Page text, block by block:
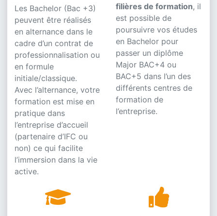
Les Bachelor (Bac +3)
peuvent être réalisés
en alternance dans le
cadre d’un contrat de
professionnalisation ou
en formule
initiale/classique.
Avec l’alternance, votre
formation est mise en
pratique dans
l’entreprise d’accueil
(partenaire d’IFC ou
non) ce qui facilite
l’immersion dans la vie
active.
filières de formation, il
est possible de
poursuivre vos études
en Bachelor pour
passer un diplôme
Major BAC+4 ou
BAC+5 dans l’un des
différents centres de
formation de
l’entreprise.